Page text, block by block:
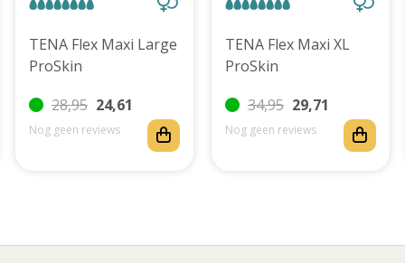
TENA Flex Maxi Large
ProSkin
28,95 24,61
Nog geen reviews
TENA Flex Maxi XL
ProSkin
34,95 29,71
Nog geen reviews